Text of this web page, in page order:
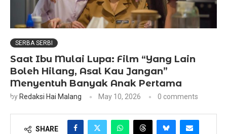
SERBA SERBI
Saat Ibu Mulai Lupa: Film “Yang Lain
Boleh Hilang, Asal Kau Jangan”
Menyentuh Banyak Anak Pertama
by Redaksi Hai Malang May 10, 2026 0 comments
SHARE